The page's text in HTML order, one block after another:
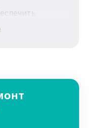
для
Hisense,
уровень